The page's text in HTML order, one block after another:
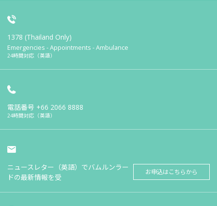
1378 (Thailand Only)
Emergencies - Appointments - Ambulance
24時間対応（英語）
電話番号 +66 2066 8888
24時間対応（英語）
ニュースレター（英語）でバムルンラー
ドの最新情報を受
お申込はこちらから